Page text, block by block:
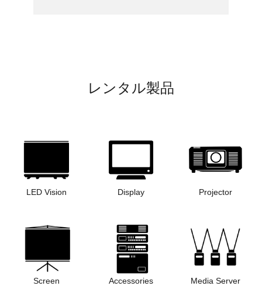
レンタル製品
LED Vision Display Projector
Screen Accessories Media Server